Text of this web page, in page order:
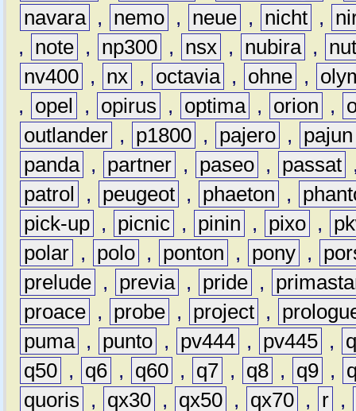
navara , nemo , neue , nicht ,
,
note , np300 , nsx , nubira ,
nv400 , nx , octavia , ohne ,
,
opel , opirus , optima , orion ,
outlander , p1800 , pajero ,
pajun
panda , partner , paseo , passat
patrol
, peugeot , phaeton ,
pick-up , picnic , pinin , pixo ,
polar , polo , ponton , pony ,
prelude , previa , pride ,
proace , probe , project ,
puma , punto , pv444 , pv445 ,
q50 , q6 , q60 , q7 , q8 , q9 ,
quoris
, qx30 , qx50 , qx70 , r ,